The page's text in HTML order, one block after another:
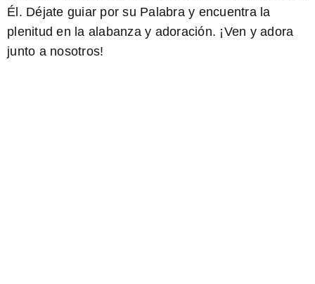
Él. Déjate guiar por su Palabra y encuentra la
plenitud en la alabanza y adoración. ¡Ven y adora
junto a nosotros!